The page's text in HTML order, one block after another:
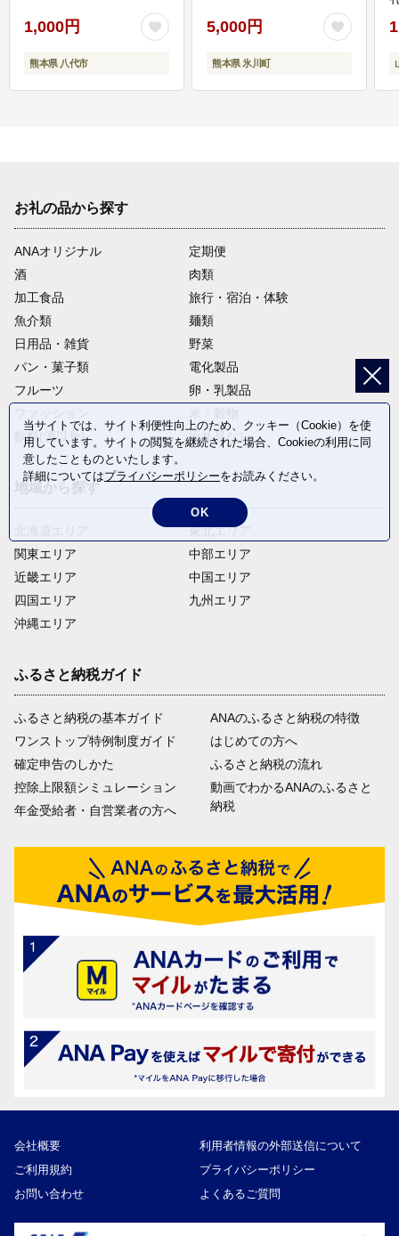
1,000円
熊本県 八代市
5,000円
熊本県 氷川町
お礼の品から探す
ANAオリジナル
定期便
酒
肉類
加工食品
旅行・宿泊・体験
魚介類
麺類
日用品・雑貨
野菜
パン・菓子類
電化製品
フルーツ
卵・乳製品
飲料(酒以外)
返礼品なし
関東エリア
近畿エリア
四国エリア
沖縄エリア
東北エリア
中部エリア
中国エリア
九州エリア
ふるさと納税ガイド
ふるさと納税の基本ガイド
ワンストップ特例制度ガイド
確定申告のしかた
控除上限額シミュレーション
年金受給者・自営業者の方へ
ANAのふるさと納税の特徴
はじめての方へ
ふるさと納税の流れ
動画でわかるANAのふるさと
納税
会社概要
利用者情報の外部送信について
ご利用規約
プライバシーポリシー
お問い合わせ
よくあるご質問
当サイトでは、サイト利便性向上のため、クッキー（Cookie）を使
用しています。サイトの閲覧を継続された場合、Cookieの利用に同
意したことものといたします。
詳細についてはプライバシーポリシーをお読みください。
OK